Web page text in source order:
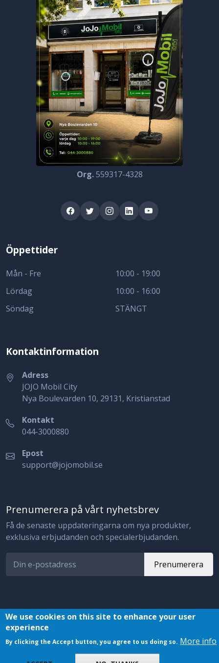
Org.559317-4328
Öppettider
Mån - Fre
Lördag
Söndag
10:00 - 19:00
10:00 - 16:00
STÄNGT
Kontaktinformation
Adress
JOJO Mobil City
Nya Boulevarden 10, 29131, Kristianstad
Kontakt
044-3000880
Epost
support@jojomobil.se
Prenumerera på vårt nyhetsbrev
Få de senaste uppdateringarna om nya produkter,
exklusiva erbjudanden och specialerbjudanden.
Prenumerera
© 2023 JojoMobil. All rights reserved.
We use cookies on this site to enhance your user
experience
By clicking the Accept button, you agree to us doing so. More info